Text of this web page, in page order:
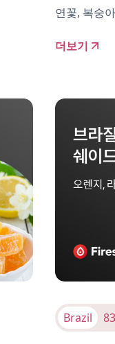
연꽃, 복숭
더보기
Brazil